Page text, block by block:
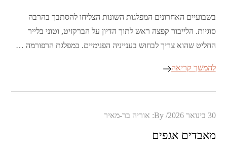
בשבועיים האחרונים המפלגות השונות הצליחו להסתבך בהרבה
סוגיות. הלייבור קפצה ראש לתוך הדיון על הברקזיט, וטוני בלייר
החליט שהוא צריך לבחוש בענייניה הפנימיים. במפלגת הרפורמה …
להמשך קריאה
Posted
30 בינואר 2026 By: אוריה בר-מאיר
מאבדים אגפים